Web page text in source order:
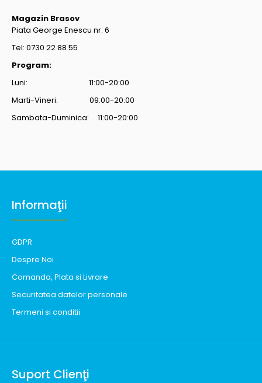
Magazin Brasov
Piata George Enescu nr. 6
Tel: 0730 22 88 55
Program:
Luni: 11:00-20:00
Marti-Vineri: 09:00-20:00
Sambata-Duminica: 11:00-20:00
Informaţii
GDPR
Despre Noi
Comanda, Plata si Livrare
Securitatea datelor personale
Termeni si conditii
Suport Clienţi